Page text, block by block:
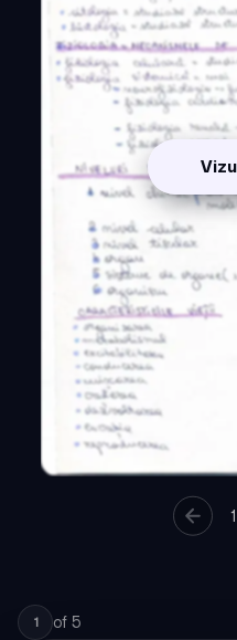
1
1 of 5